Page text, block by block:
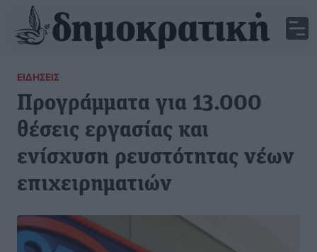
ΕΙΔΉΣΕΙΣ
Προγράμματα για 13.000
θέσεις εργασίας και
ενίσχυση ρευστότητας νέων
επιχειρηματιών